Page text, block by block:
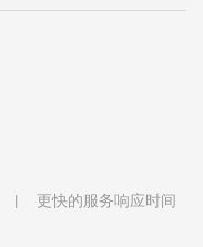
更快的服务响应时间